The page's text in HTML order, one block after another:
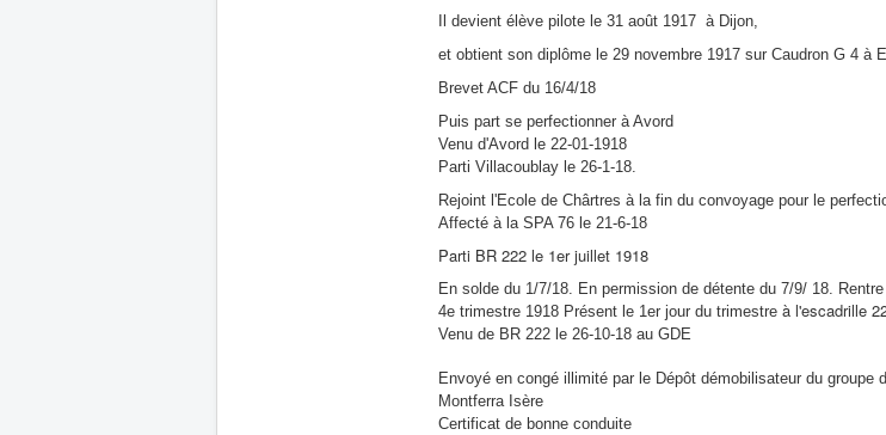
Il devient élève pilote le 31 août 1917 à Dijon,
et obtient son diplôme le 29 novembre 1917 sur Caudron G 4 à
Brevet ACF du 16/4/18
Puis part se perfectionner à Avord
Venu d'Avord le 22-01-1918
Parti Villacoublay le 26-1-18.
Rejoint l'Ecole de Chârtres à la fin du convoyage pour le
Affecté à la SPA 76 le 21-6-18
Parti BR 222 le 1er juillet 1918
En solde du 1/7/18. En permission de détente du 7/9/ 18.
4e trimestre 1918 Présent le 1er jour du trimestre à l'escadrille
Venu de BR 222 le 26-10-18 au GDE
Envoyé en congé illimité par le Dépôt démobilisateur du groupe
Montferra Isère
Certificat de bonne conduite